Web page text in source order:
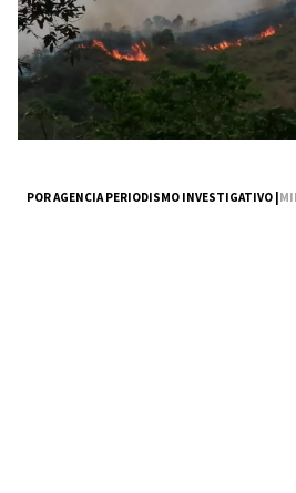
POR AGENCIA PERIODISMO INVESTIGATIVO |